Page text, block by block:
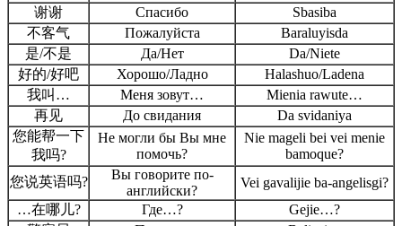
谢谢
Спасибо
Sbasiba
不客气
Пожалуйста
Baraluyisda
是/不是
Да/Нет
Da/Niete
好的/好吧
Хорошо/Ладно
Halashuo/Ladena
我叫…
Меня зовут…
Mienia rawute…
再见
До свидания
Da svidaniya
您能帮一下
我吗?
Не могли бы Вы мне
помочь?
Nie mageli bei vei menie
bamoque?
您说英语吗?
Вы говорите по-
английски?
Vei gavalijie ba-angelisgi?
…在哪儿?
Где…?
Gejie…?